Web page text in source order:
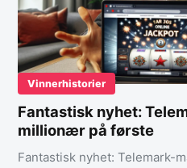
Vinnerhistorier
Fantastisk nyhet:
millionær på første
Fantastisk nyhet: Telemark-